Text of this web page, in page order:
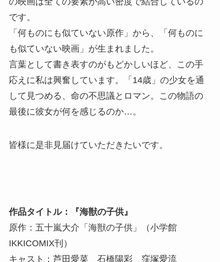
です。
「何ものにも似ていない原作」から、「何ものに
も似ていない映画」が生まれました。
言葉として書き表すのがもどかしいほど、この手
応えに私は興奮しています。「14歳」の少女を通
して見つめる、命の不思議とロマン。この物語の
最後に彼女が何を感じるのか…。
皆様に是非見届けていただきたいです。
作品タイトル：『海獣の子供』
原作：五十嵐大介「海獣の子供」（小学館
IKKICOMIX刊）
キャスト：芦田愛菜 石橋陽彩 窪塚愛流